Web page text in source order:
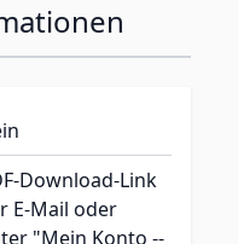
Download-Link
E-Mail oder
"Mein Konto --